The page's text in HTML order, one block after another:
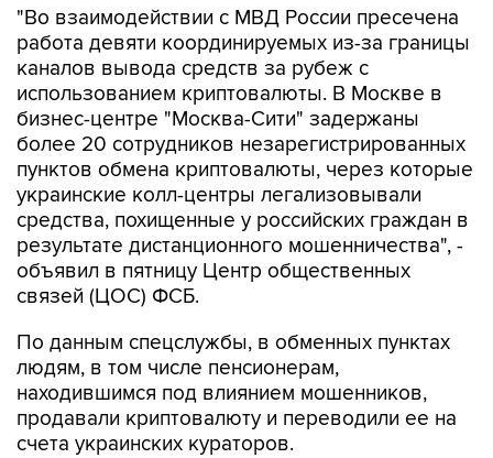
"Во взаимодействии с МВД России пресечена
работа девяти координируемых из-за границы
каналов вывода средств за рубеж с
использованием криптовалюты. В Москве в
бизнес-центре "Москва-Сити" задержаны
более 20 сотрудников незарегистрированных
пунктов обмена криптовалюты, через которые
украинские колл-центры легализовывали
средства, похищенные у российских граждан в
результате дистанционного мошенничества", -
объявил в пятницу Центр общественных
связей (ЦОС) ФСБ.
По данным спецслужбы, в обменных пунктах
людям, в том числе пенсионерам,
находившимся под влиянием мошенников,
продавали криптовалюту и переводили ее на
счета украинских кураторов.